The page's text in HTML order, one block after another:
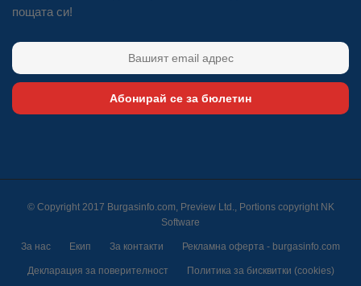
пощата си!
Абонирай се за бюлетин
© Copyright 2017 Burgasinfo.com, Preview Ltd., Portions copyright NK
Software
За нас Екип За контакти Рекламна оферта - burgasinfo.com
Декларация за поверителност Политика за бисквитки (cookies)